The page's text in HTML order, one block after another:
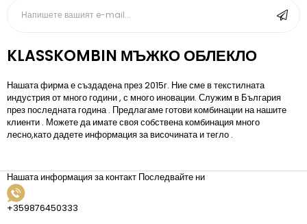
KLASSKOMBIN МЪЖКО ОБЛЕКЛО
Нашата фирма е създадена през 2015г. Ние сме в текстилната
индустрия от много години , с много иновации. Служим в България
през последната година . Предлагаме готови комбинации на нашите
клиенти . Можете да имате своя собствена комбинация много
лесно,като дадете информация за височината и тегло .
Нашата информация за контакт
+359876450333
Последвайте ни